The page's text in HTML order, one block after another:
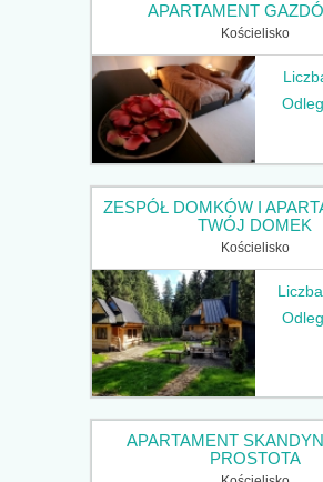
APARTAMENT
Kościelisko
ZESPÓŁ DOMKÓW I
TWÓJ DOMEK
Kościelisko
APARTAMENT
PROSTOTA